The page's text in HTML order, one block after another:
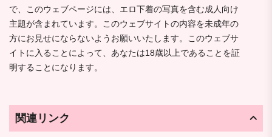
で、このウェブページには、エロ下着の写真を含む成人向け
主題が含まれています。このウェブサイトの内容を未成年の
方にお見せにならないようお願いいたします。このウェブサ
イトに入ることによって、あなたは18歳以上であることを証
明することになります。
関連リンク